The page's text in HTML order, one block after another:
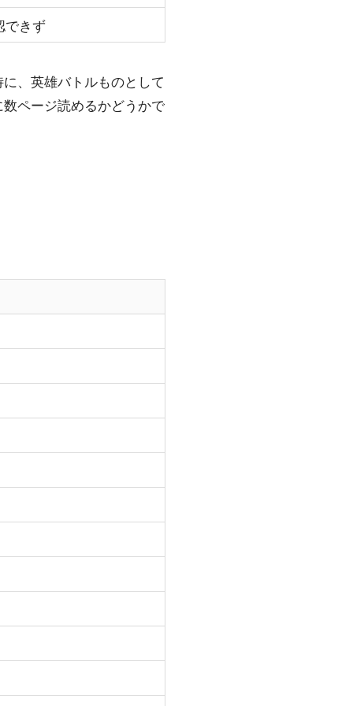
できず
、英雄バトルものとして
ページ読めるかどうかで